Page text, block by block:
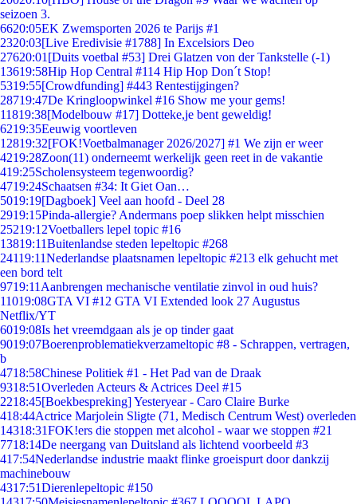
seizoen 3.
6620:05EK Zwemsporten 2026 te Parijs #1
2320:03[Live Eredivisie #1788] In Excelsiors Deo
27620:01 [Duits voetbal #53] Drei Glatzen von der Tankstelle (-1)
13619:58Hip Hop Central #114 Hip Hop Don´t Stop!
5319:55[Crowdfunding] #443 Rentestijgingen?
28719:47De Kringloopwinkel #16 Show me your gems!
11819:38[Modelbouw #17] Dotteke,je bent geweldig!
6219:35Eeuwig voortleven
12819:32[FOK!Voetbalmanager 2026/2027] #1 We zijn er weer
4219:28Zoon(11) onderneemt werkelijk geen reet in de vakantie
419:25Scholensysteem tegenwoordig?
4719:24Schaatsen #34: It Giet Oan…
5019:19[Dagboek] Veel aan hoofd - Deel 28
2919:15Pinda-allergie? Andermans poep slikken helpt misschien
25219:12Voetballers lepel topic #16
13819:11Buitenlandse steden lepeltopic #268
24119:11Nederlandse plaatsnamen lepeltopic #213 elk gehucht met
een bord telt
9719:11 Aanbrengen mechanische ventilatie zinvol in oud huis?
11019:08GTA VI #12 GTA VI Extended look 27 Augustus
Netflix/YT
6019:08Is het vreemdgaan als je op tinder gaat
9019:07Boerenproblematiekverzameltopic #8 - Schrappen, vertragen,
b
4718:58Chinese Politiek #1 - Het Pad van de Draak
9318:51Overleden Acteurs & Actrices Deel #15
2218:45[Boekbespreking] Yesteryear - Caro Claire Burke
418:44Actrice Marjolein Sligte (71, Medisch Centrum West) overleden
14318:31FOK!ers die stoppen met alcohol - waar we stoppen #21
7718:14De neergang van Duitsland als lichtend voorbeeld #3
417:54Nederlandse industrie maakt flinke groeispurt door dankzij
machinebouw
4317:51Dierenlepeltopic #150